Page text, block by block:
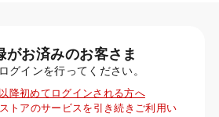
がお済みのお客さま
グインを行ってください。
降初めてログインされる方へ
トアのサービスを引き続きご利用い